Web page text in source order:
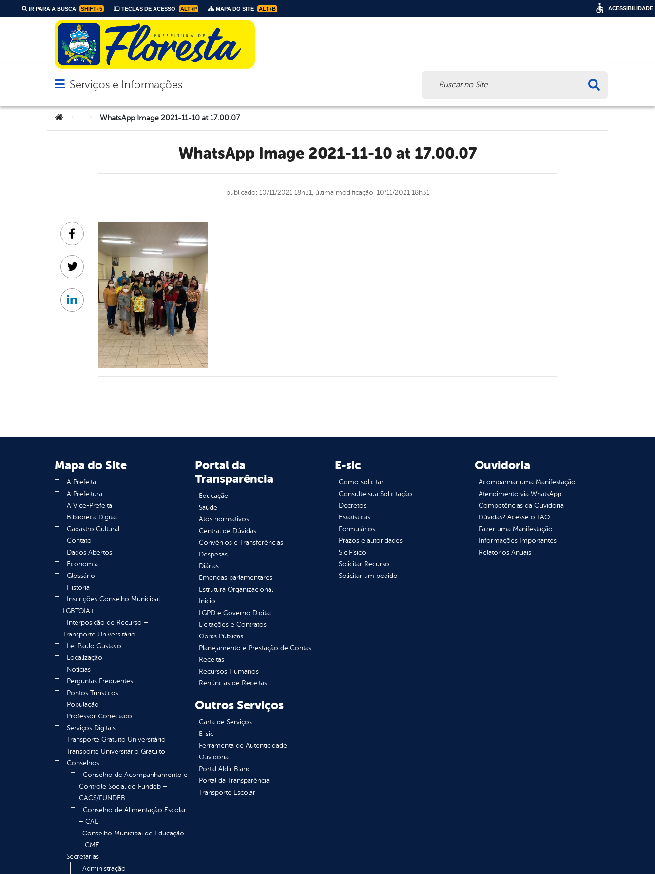
IR PARA A BUSCA SHIFT+5 TECLAS DE ACESSO ALT+P MAPA DO SITE ALT+B
Abrir menu principal de navegação
Serviços e Informações
Você está aqui:WhatsApp Image 2021-11-10 at 17.00.07
WhatsApp Image 2021-11-10 at 17.00.07
publicado: 10/11/2021 18h31, última modificação: 10/11/2021 18h31
Facebook
Twitter
Linkedin
Mapa do Site
A Prefeita
A Prefeitura
A Vice-Prefeita
Biblioteca Digital
Cadastro Cultural
Contato
Dados Abertos
Economia
Glossário
História
Inscrições Conselho Municipal
LGBTQIA+
Interposição de Recurso –
Transporte Universitário
Lei Paulo Gustavo
Localização
Notícias
Perguntas Frequentes
Pontos Turísticos
População
Professor Conectado
Serviços Digitais
Transporte Gratuito Universitário
Transporte Universitário Gratuito
Conselhos
Conselho de Acompanhamento e
Controle Social do Fundeb –
CACS/FUNDEB
Conselho de Alimentação Escolar
– CAE
Conselho Municipal de Educação
– CME
Secretarias
Administração
Portal da
Transparência
Educação
Saúde
Atos normativos
Central de Dúvidas
Convênios e Transferências
Despesas
Diárias
Emendas parlamentares
Estrutura Organizacional
Inicio
LGPD e Governo Digital
Licitações e Contratos
Obras Públicas
Planejamento e Prestação de Contas
Receitas
Recursos Humanos
Renúncias de Receitas
E-sic
Como solicitar
Consulte sua Solicitação
Decretos
Estatísticas
Formulários
Prazos e autoridades
Sic Físico
Solicitar Recurso
Solicitar um pedido
Ouvidoria
Acompanhar uma Manifestação
Atendimento via WhatsApp
Competências da Ouvidoria
Dúvidas? Acesse o FAQ
Fazer uma Manifestação
Informações Importantes
Relatórios Anuais
Outros Serviços
Carta de Serviços
E-sic
Ferramenta de Autenticidade
Ouvidoria
Portal Aldir Blanc
Portal da Transparência
Transporte Escolar
ACESSIBILIDADE